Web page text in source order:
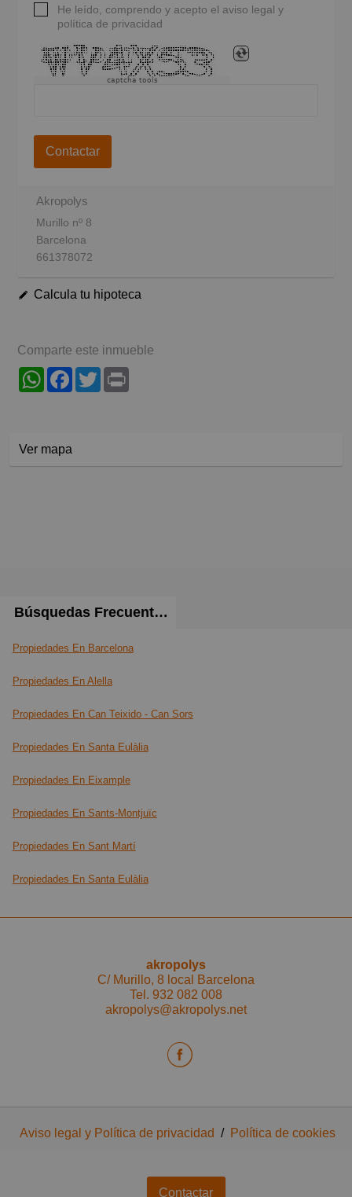
He leído, comprendo y acepto el aviso legal y
política de privacidad
captcha tools
Contactar
Akropolys
Murillo nº 8
Barcelona
661378072
Contactar
Calcula tu hipoteca
Comparte este inmueble
WhatsAppFacebook
Twitter
Ver mapa
Búsquedas Frecuentes
Propiedades En Barcelona
Propiedades En Alella
Propiedades En Can Teixido - Can Sors
Propiedades En Santa Eulàlia
Propiedades En Eixample
Propiedades En Sants-Montjuïc
Propiedades En Sant Martí
Propiedades En Santa Eulàlia
akropolys
C/ Murillo, 8 local Barcelona
Tel. 932 082 008
akropolys@akropolys.net
Aviso legal y Política de privacidad / Política de cookies